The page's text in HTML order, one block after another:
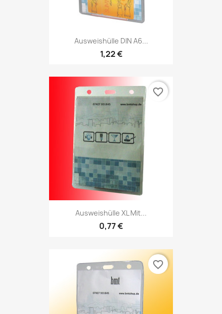
Ausweishülle DIN A6...
1,22 €
Ausweishülle XL Mit...
0,77 €
favorite_border
favorite_border